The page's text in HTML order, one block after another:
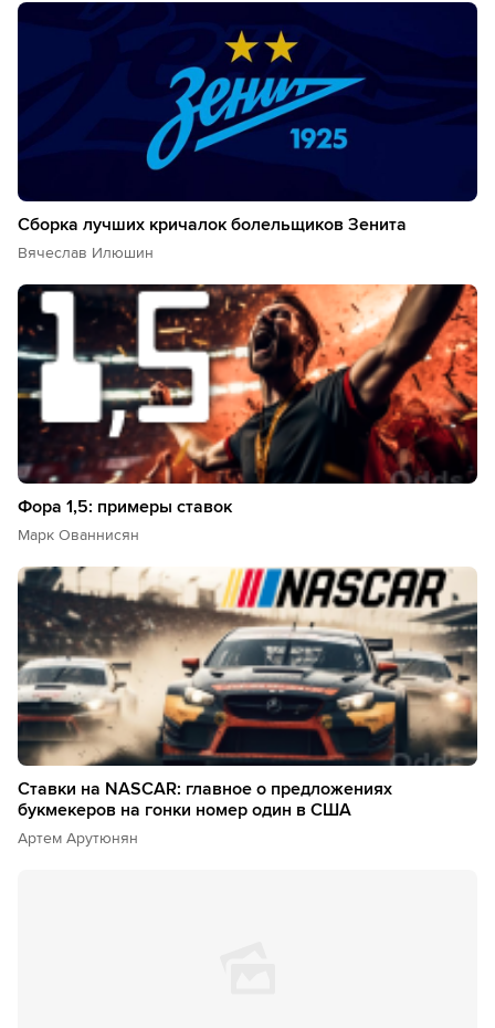
Сборка лучших кричалок болельщиков Зенита
Вячеслав Илюшин
Фора 1,5: примеры ставок
Марк Ованнисян
Ставки на NASCAR: главное о предложениях
букмекеров на гонки номер один в США
Артем Арутюнян